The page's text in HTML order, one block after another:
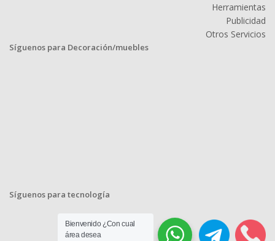
Herramientas
Publicidad
Otros Servicios
Síguenos para Decoración/muebles
Síguenos para tecnología
Bienvenido ¿Con cual
área desea